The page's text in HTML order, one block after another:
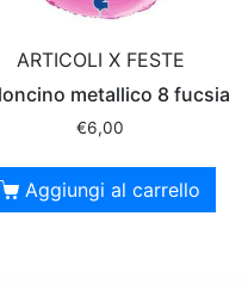
ARTICOLI X FESTE
metallico 8 fucsia
€6,00
Aggiungi al carrello